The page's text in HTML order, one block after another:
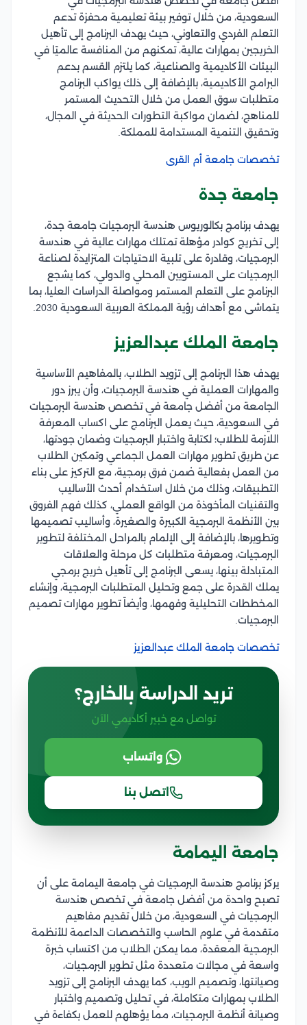
السعودية، من خلال توفير بيئة تعليمية محفزة تدعم
التعلم الفردي والتعاوني، حيث يهدف البرنامج إلى تأهيل
الخريجين بمهارات عالية، تمكنهم من المنافسة عالميًا في
البيئات الأكاديمية والصناعية، كما يلتزم القسم بدعم
البرامج الأكاديمية، بالإضافة إلى ذلك يواكب البرنامج
متطلبات سوق العمل من خلال التحديث المستمر
للمناهج، لضمان مواكبة التطورات الحديثة في المجال،
وتحقيق التنمية المستدامة للمملكة.
تخصصات جامعة أم القرى
جامعة جدة
يهدف برنامج بكالوريوس هندسة البرمجيات جامعة جدة،
إلى تخريج كوادر مؤهلة تمتلك مهارات عالية في هندسة
البرمجيات، وقادرة على تلبية الاحتياجات المتزايدة لصناعة
البرمجيات على المستويين المحلي والدولي، كما يشجع
البرنامج على التعلم المستمر ومواصلة الدراسات العليا، بما
يتماشى مع أهداف رؤية المملكة العربية السعودية 2030.
جامعة الملك عبدالعزيز
يهدف هذا البرنامج إلى تزويد الطلاب، بالمفاهيم الأساسية
والمهارات العملية في هندسة البرمجيات، وأن يبرز دور
الجامعة من أفضل جامعة في تخصص هندسة البرمجيات
في السعودية، حيث يعمل البرنامج على اكساب المعرفة
اللازمة للطلاب؛ لكتابة واختبار البرمجيات وضمان جودتها،
عن طريق تطوير مهارات العمل الجماعي وتمكين الطلاب
من العمل بفعالية ضمن فرق برمجية، مع التركيز على بناء
التطبيقات، وذلك من خلال استخدام أحدث الأساليب
والتقنيات المأخوذة من الواقع العملي، كذلك فهم الفروق
بين الأنظمة البرمجية الكبيرة والصغيرة، وأساليب تصميمها
وتطويرها، بالإضافة إلى الإلمام بالمراحل المختلفة لتطوير
البرمجيات، ومعرفة متطلبات كل مرحلة والعلاقات
المتبادلة بينها، يسعى البرنامج إلى تأهيل خريج برمجي
يملك القدرة على جمع وتحليل المتطلبات البرمجية، وإنشاء
المخططات التحليلية وفهمها، وأيضاً تطوير مهارات تصميم
البرمجيات.
تخصصات جامعة الملك عبدالعزيز
تريد الدراسة بالخارج؟
تواصل مع خبير أكاديمي الآن
واتساب
اتصل بنا
جامعة اليمامة
يركز برنامج هندسة البرمجيات في جامعة اليمامة على أن
تصبح واحدة من أفضل جامعة في تخصص هندسة
البرمجيات في السعودية، من خلال تقديم مفاهيم
متقدمة في علوم الحاسب والتخصصات الداعمة للأنظمة
البرمجية المعقدة، مما يمكن الطلاب من اكتساب خبرة
واسعة في مجالات متعددة مثل تطوير البرمجيات،
وصيانتها، وتصميم الويب، كما يهدف البرنامج إلى تزويد
الطلاب بمهارات متكاملة، في تحليل وتصميم واختبار
وصيانة أنظمة البرمجيات، مما يؤهلهم للعمل بكفاءة في